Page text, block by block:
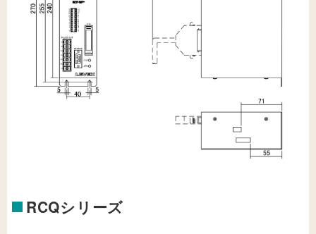
RCQシリーズ